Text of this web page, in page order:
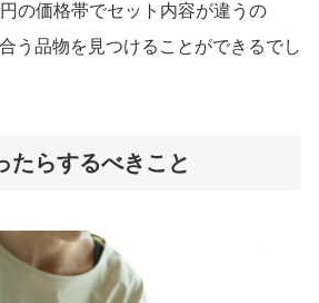
の価格帯でセット内容が違うの
う品物を見つけることができるでし
たらするべきこと